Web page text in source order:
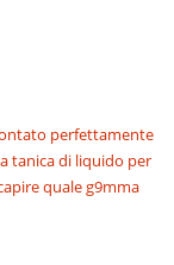
perfettamente
tanica di liquido per
quale g9mma